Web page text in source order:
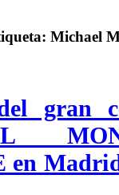
Michael
gran
en